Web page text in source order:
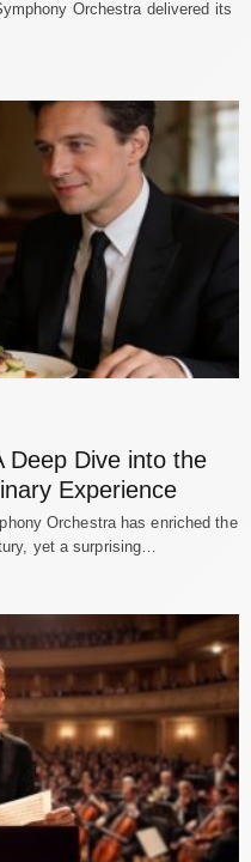
Orchestra delivered its
Deep Dive into the
Experience
Orchestra has enriched the
yet a surprising…